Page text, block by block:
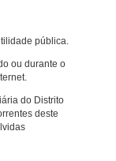
pública.
ou durante o
do Distrito
deste